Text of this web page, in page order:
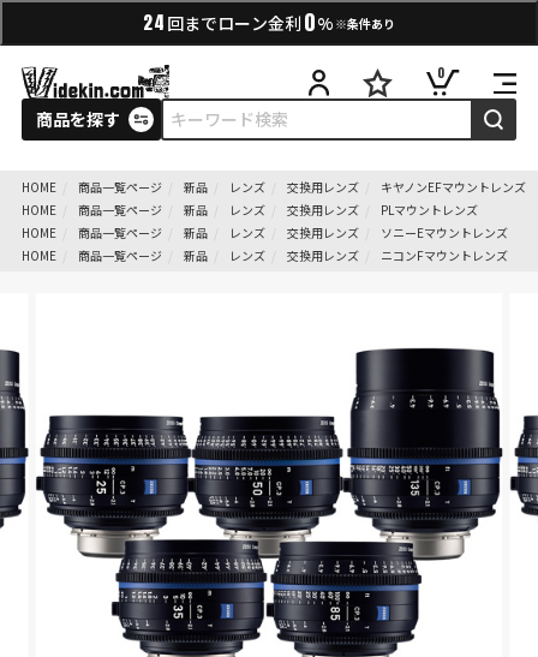
24 回までローン金利 0% ※条件あり
商品を探す
0
HOME 商品一覧ページ 新品 レンズ 交換用レンズ
キヤノンEFマウントレンズ
HOME
商品一覧ページ 新品 レンズ 交換用レンズ
PLマウントレンズ
HOME
商品一覧ページ 新品 レンズ 交換用レンズ
ソニーEマウントレンズ
HOME
商品一覧ページ 新品 レンズ 交換用レンズ ニコンFマウントレンズ